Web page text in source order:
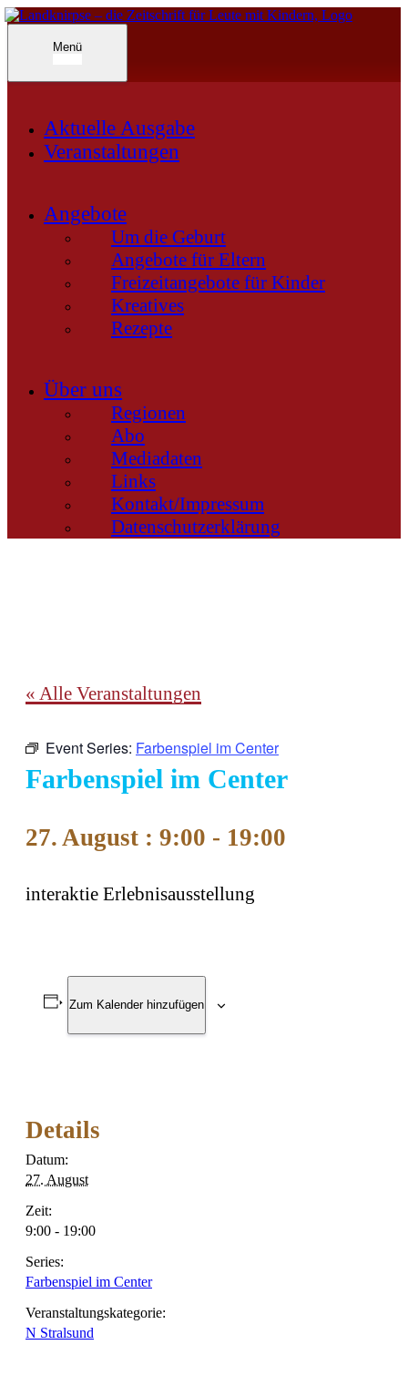
Inhalte
überspringen
Menü
Aktuelle Ausgabe
Veranstaltungen
Angebote
Um die Geburt
Angebote für Eltern
Freizeitangebote für Kinder
Kreatives
Rezepte
Über uns
Regionen
Abo
Mediadaten
Links
Kontakt/Impressum
Datenschutzerklärung
« Alle Veranstaltungen
Event Series: Farbenspiel im Center
Farbenspiel im Center
27. August : 9:00 - 19:00
interaktie Erlebnisausstellung
Zum Kalender hinzufügen
Details
Datum:
27. August
Zeit:
9:00 - 19:00
Series:
Farbenspiel im Center
Veranstaltungskategorie:
N Stralsund